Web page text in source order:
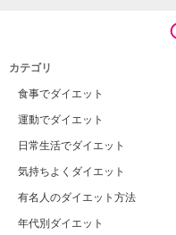
カテゴリ
食事でダイエット
運動でダイエット
日常生活でダイエット
気持ちよくダイエット
有名人のダイエット方法
年代別ダイエット